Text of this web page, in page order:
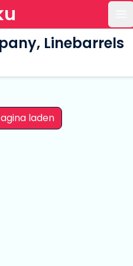
Linebarrels
laden